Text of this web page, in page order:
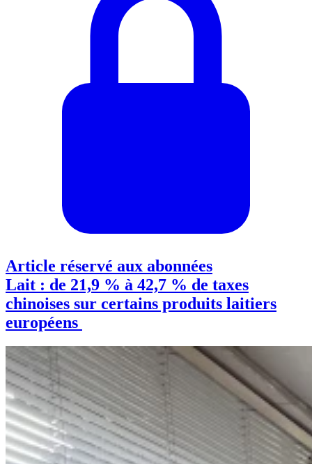
Article réservé aux abonnées
Lait : de 21,9 % à 42,7 % de taxes
chinoises sur certains produits laitiers
européens